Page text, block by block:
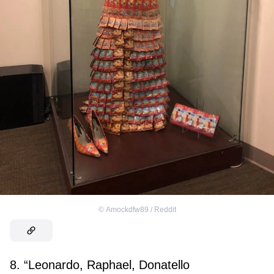
© Amockdfw89 / Reddit
8. “Leonardo, Raphael, Donatello